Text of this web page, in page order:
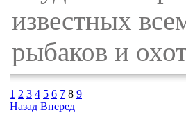
известных
рыбаков и
1 2 3 4 5 6 7 8 9
Назад Вперед